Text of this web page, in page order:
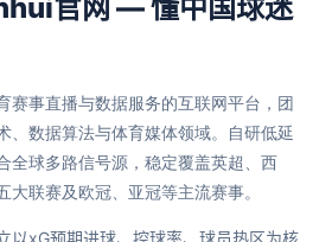
官网 — 懂中国球迷
赛事直播与数据服务的互联网平台，团
、数据算法与体育媒体领域。自研低延
全球多路信号源，稳定覆盖英超、西
大联赛及欧冠、亚冠等主流赛事。
以xG预期进球、控球率、球员热区为核